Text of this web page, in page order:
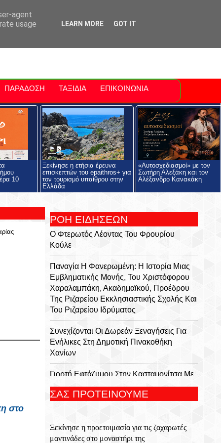
Polis
ΠΑΡΑΔΟΣΗ ΤΑΞΙΔΙΑ ΕΠΙΚΟΙΝΩΝΙΑ
10
Ξεκίνησε η ετήσια έρευνα
επισκεπτών του epaithros+ για
τον τουρισμό υπαίθρου στην
Ελλάδα
«Αυτοσχεδιασμοί» με τον
Σωτήρη Αλεξάκη και τον
Αλέξανδρο Κανακάκη
στο
ΡΟΗ ΕΙΔΗΣΕΩΝ
Ο Φτερωτός Λέοντας Του Φρουρίου
Κούλε
Παναγία Η Φανερωμένη: Η Ιστορία Μιας
Εμβληματικής Μονής, Του Χριστόφορου
Χαραλαμπάκη, Ακαδημαϊκού, Προέδρου
Της Ριζαρείου Εκκλησιαστικής Σχολής Και
Του Ριζαρείου Ιδρύματος
Συνεχίζονται Οι Δωρεάν Ξεναγήσεις Για
Ενήλικες Στη Δημοτική Πινακοθήκη
Χανίων
Γιορτή Εφτάζυμου Στην Κασταμονίτσα Με
Την Στήριξη Της Περιφέρειας Κρήτης
Αυγούστου 2026
ΣΑΣ ΠΡΟΤΕΙΝΟΥΜΕ
Ξεκίνησε η προετοιμασία για τις ζαχαρωτές
μαντινάδες στο μοναστήρι της
agent
usage
LEARN MORE GOT IT